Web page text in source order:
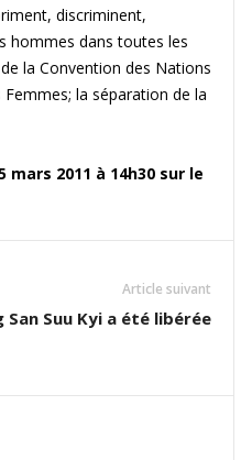
discriminent,
hommes dans toutes les
la Convention des Nations
la séparation de la
mars 2011 à 14h30 sur le
Article suivant
San Suu Kyi a été libérée